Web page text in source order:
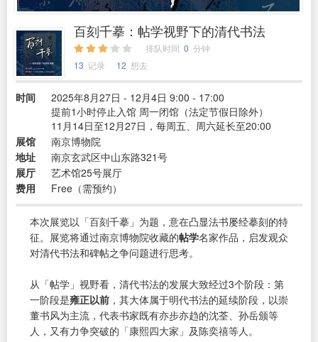
百刻千摹：帖学视野下的清代书法
排队时间 0 分钟
13 记录 12 想去
时间
2025年8月27日 - 12月4日 9:00 - 17:00
提前1小时停止入馆 周一闭馆（法定节假日除外）
11月14日至12月27日，每周五、周六延长至20:00
展馆
南京博物院
地址
南京玄武区中山东路321号
展厅
艺术馆25号展厅
费用
Free（需预约）
本次展览以「百刻千摹」为题，意在凸显法书屡经摹刻的特
征。展览将通过南京博物院收藏的帖学名家作品，启发观众
对清代书法和碑帖之争问题进行思考。
从「帖学」视野看，清代书法的发展大致经过3个阶段：第
一阶段是雍正以前 ，其大体属于明代书法的延续阶段，以崇
董书风为主流，代表书家既有亦步亦趋的沈荃、孙岳颁等
人，又有力争突破的「康熙四大家」及陈奕禧等人。